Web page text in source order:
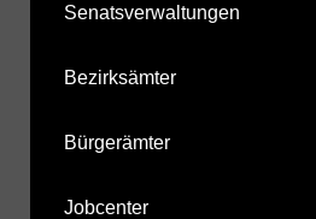
Senatsverwaltungen
Bezirksämter
Bürgerämter
Jobcenter